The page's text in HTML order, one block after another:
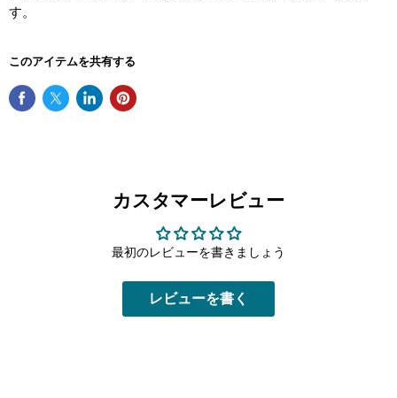
す。
このアイテムを共有する
カスタマーレビュー
最初のレビューを書きましょう
レビューを書く